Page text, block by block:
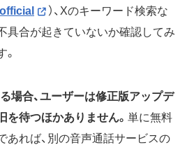
）、Xのキーワード検索な
具合が起きていないか確認してみ
場合、ユーザーは修正版アップデ
待つほかありません。 単に無料
あれば、別の音声通話サービスの